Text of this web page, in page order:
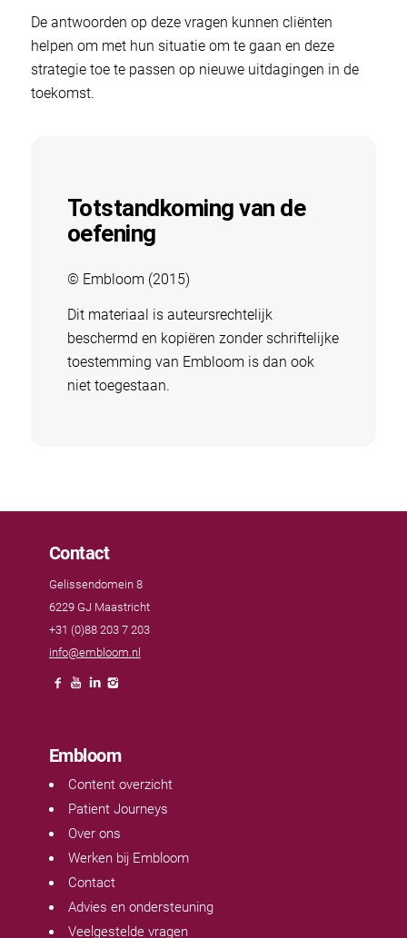
De antwoorden op deze vragen kunnen cliënten
helpen om met hun situatie om te gaan en deze
strategie toe te passen op nieuwe uitdagingen in de
toekomst.
Totstandkoming van de
oefening
© Embloom (2015)
Dit materiaal is auteursrechtelijk
beschermd en kopiëren zonder schriftelijke
toestemming van Embloom is dan ook
niet toegestaan.
Contact
Gelissendomein 8
6229 GJ Maastricht
+31 (0)88 203 7 203
info@embloom.nl
Embloom
Content overzicht
Patient Journeys
Over ons
Werken bij Embloom
Contact
Advies en ondersteuning
Veelgestelde vragen